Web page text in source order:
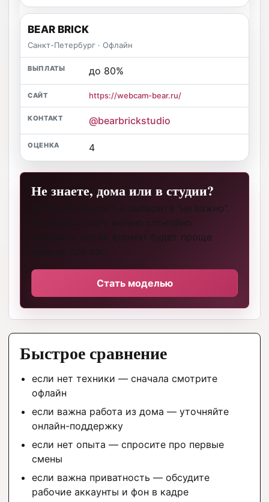
BEAR BRICK
Санкт-Петербург · Офлайн
до 80%
https://webcam-bear.ru/
@bearbrickstudio
4
Не знаете, дома или в студии?
Оставьте контакт и выберите “не важно”.
На первом шаге можно спокойно
обсудить, какой формат будет проще
именно для вас.
Стать моделью
Быстрое сравнение
если нет техники — сначала смотрите
офлайн
если важна работа из дома — уточняйте
онлайн-поддержку
если нет опыта — спросите про первые
смены
если важна приватность — обсудите
рабочие аккаунты и фон в кадре